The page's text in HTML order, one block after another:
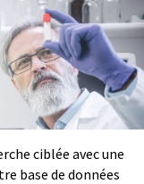
ciblée avec une
base de données